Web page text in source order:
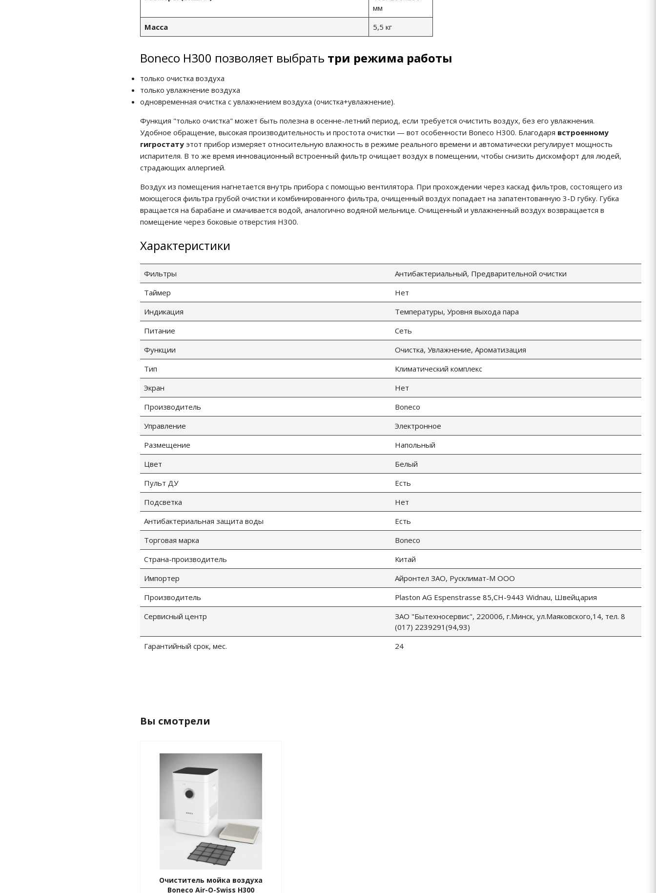
мм
Масса
5,5 кг
Boneco H300 позволяет выбрать три режима работы
только очистка воздуха
только увлажнение воздуха
одновременная очистка с увлажнением воздуха (очистка+увлажнение).
Функция "только очистка" может быть полезна в осенне-летний период, если требуется очистить воздух, без его увлажнения.
Удобное обращение, высокая производительность и простота очистки — вот особенности Boneco H300. Благодаря встроенному
гигростату этот прибор измеряет относительную влажность в режиме реального времени и автоматически регулирует мощность
испарителя. В то же время инновационный встроенный фильтр очищает воздух в помещении, чтобы снизить дискомфорт для людей,
страдающих аллергией.
Воздух из помещения нагнетается внутрь прибора с помощью вентилятора. При прохождении через каскад фильтров, состоящего из
моющегося фильтра грубой очистки и комбинированного фильтра, очищенный воздух попадает на запатентованную 3-D губку. Губка
вращается на барабане и смачивается водой, аналогично водяной мельнице. Очищенный и увлажненный воздух возвращается в
помещение через боковые отверстия H300.
Характеристики
Фильтры
Антибактериальный, Предварительной очистки
Таймер
Нет
Индикация
Температуры, Уровня выхода пара
Питание
Сеть
Функции
Очистка, Увлажнение, Ароматизация
Тип
Климатический комплекс
Экран
Нет
Производитель
Boneco
Управление
Электронное
Размещение
Напольный
Цвет
Белый
Пульт ДУ
Есть
Подсветка
Нет
Антибактериальная защита воды
Есть
Торговая марка
Boneco
Страна-производитель
Китай
Импортер
Айронтел ЗАО, Русклимат-М ООО
Производитель
Plaston AG Espenstrasse 85,CH-9443 Widnau, Швейцария
Сервисный центр
ЗАО "Бытехносервис", 220006, г.Минск, ул.Маяковского,14, тел. 8
(017) 2239291(94,93)
Гарантийный срок, мес.
24
Вы смотрели
Очиститель мойка воздуха
Boneco Air-O-Swiss H300